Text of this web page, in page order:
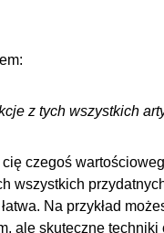
z tych wszystkich
czegoś
wszystkich
Na przykład
ale skuteczne techniki